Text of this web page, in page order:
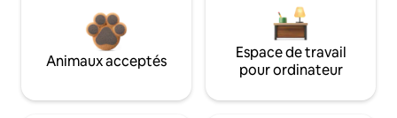
Animaux acceptés
Espace de travail
pour ordinateur